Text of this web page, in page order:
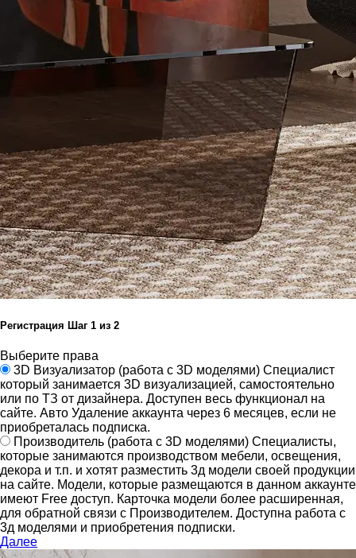
Регистрация Шаг 1 из 2
Выберите права
3D Визуализатор (работа с 3D моделями) Специалист
который занимается 3D визуализацией, самостоятельно
или по ТЗ от дизайнера. Доступен весь функционал на
сайте. Авто Удаление аккаунта через 6 месяцев, если не
приобреталась подписка.
Производитель (работа с 3D моделями) Специалисты,
которые занимаются производством мебели, освещения,
декора и т.п. и хотят разместить 3д модели своей продукции
на сайте. Модели, которые размещаются в данном аккаунте
имеют Free доступ. Карточка модели более расширенная,
для обратной связи с Производителем. Доступна работа с
3д моделями и приобретения подписки.
Далее